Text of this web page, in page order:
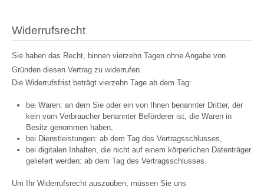
Widerrufsrecht
Sie haben das Recht, binnen vierzehn Tagen ohne Angabe von
Gründen diesen Vertrag zu widerrufen.
Die Widerrufsfrist beträgt vierzehn Tage ab dem Tag:
bei Waren: an dem Sie oder ein von Ihnen benannter Dritter, der
kein vom Verbraucher benannter Beförderer ist, die Waren in
Besitz genommen haben,
bei Dienstleistungen: ab dem Tag des Vertragsschlusses,
bei digitalen Inhalten, die nicht auf einem körperlichen Datenträger
geliefert werden: ab dem Tag des Vertragsschlusses.
Um Ihr Widerrufsrecht auszuüben, müssen Sie uns